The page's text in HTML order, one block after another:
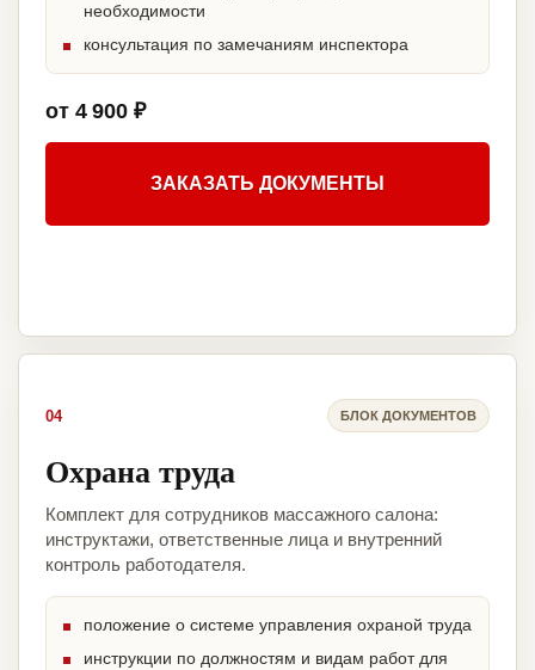
необходимости
консультация по замечаниям инспектора
от 4 900 ₽
ЗАКАЗАТЬ ДОКУМЕНТЫ
04 БЛОК ДОКУМЕНТОВ
Охрана труда
Комплект для сотрудников массажного салона:
инструктажи, ответственные лица и внутренний
контроль работодателя.
положение о системе управления охраной труда
инструкции по должностям и видам работ для